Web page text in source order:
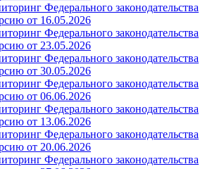
Федерального законодательства
от 16.05.2026
Федерального законодательства
от 23.05.2026
Федерального законодательства
от 30.05.2026
Федерального законодательства
от 06.06.2026
Федерального законодательства
от 13.06.2026
Федерального законодательства
от 20.06.2026
Федерального законодательства